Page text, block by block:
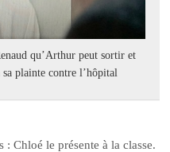
qu’Arthur peut sortir et
plainte contre l’hôpital
Chloé le présente à la classe.